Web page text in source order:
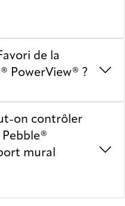
de la
PowerView® ?
on contrôler
mural